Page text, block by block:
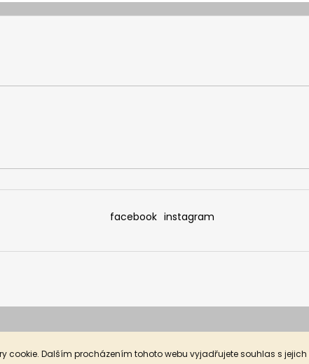
cookie. Dalším procházením tohoto webu vyjadřujete souhlas s
facebook instagram